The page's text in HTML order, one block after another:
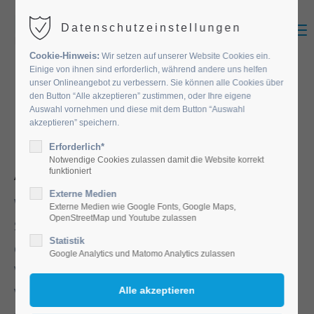
MENU
1. DATENSCHUTZ AUF EINEN
BLICK NACH §§ 17 UND 25
DSG-EKD
Allgemeines
Wir, die Diakonie Landshut e.V., nehmen den
Schutz Ihrer personenbezogenen Daten und die
diesem Schutz dienenden gesetzlichen
Verpflichtungen sehr ernst. Die gesetzlichen
Vorgaben verlangen umfassende Transparenz
Datenschutzeinstellungen
Cookie-Hinweis: Wir setzen auf unserer Website Cookies ein.
Einige von ihnen sind erforderlich, während andere uns helfen
unser Onlineangebot zu verbessern. Sie können alle Cookies über
den Button “Alle akzeptieren” zustimmen, oder Ihre eigene
Auswahl vornehmen und diese mit dem Button “Auswahl
akzeptieren” speichern.
Erforderlich*
Notwendige Cookies zulassen damit die Website korrekt
funktioniert
Externe Medien
Externe Medien wie Google Fonts, Google Maps,
OpenStreetMap und Youtube zulassen
Statistik
Google Analytics und Matomo Analytics zulassen